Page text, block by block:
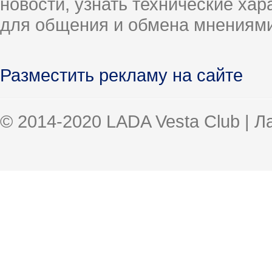
для общения и обмена
Разместить рекламу на сайте
© 2014-2020 LADA Vesta Club |